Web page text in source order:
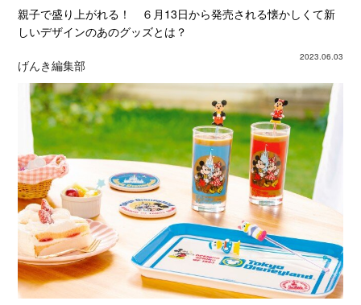
親子で盛り上がれる！ ６月13日から発売される懐かしくて新
しいデザインのあのグッズとは？
2023.06.03
げんき編集部